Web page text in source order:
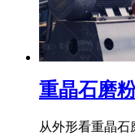
重晶石磨
从外形看重晶